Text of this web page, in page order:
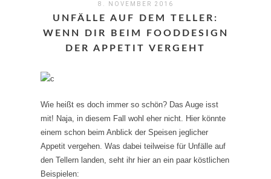
8. NOVEMBER 2016
UNFÄLLE AUF DEM TELLER:
WENN DIR BEIM FOODDESIGN
DER APPETIT VERGEHT
Wie heißt es doch immer so schön? Das Auge isst
mit! Naja, in diesem Fall wohl eher nicht. Hier könnte
einem schon beim Anblick der Speisen jeglicher
Appetit vergehen. Was dabei teilweise für Unfälle auf
den Tellern landen, seht ihr hier an ein paar köstlichen
Beispielen: